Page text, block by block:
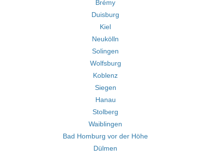
Brémy
Duisburg
Kiel
Neukölln
Solingen
Wolfsburg
Koblenz
Siegen
Hanau
Stolberg
Waiblingen
Bad Homburg vor der Höhe
Dülmen